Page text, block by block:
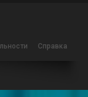
Справка